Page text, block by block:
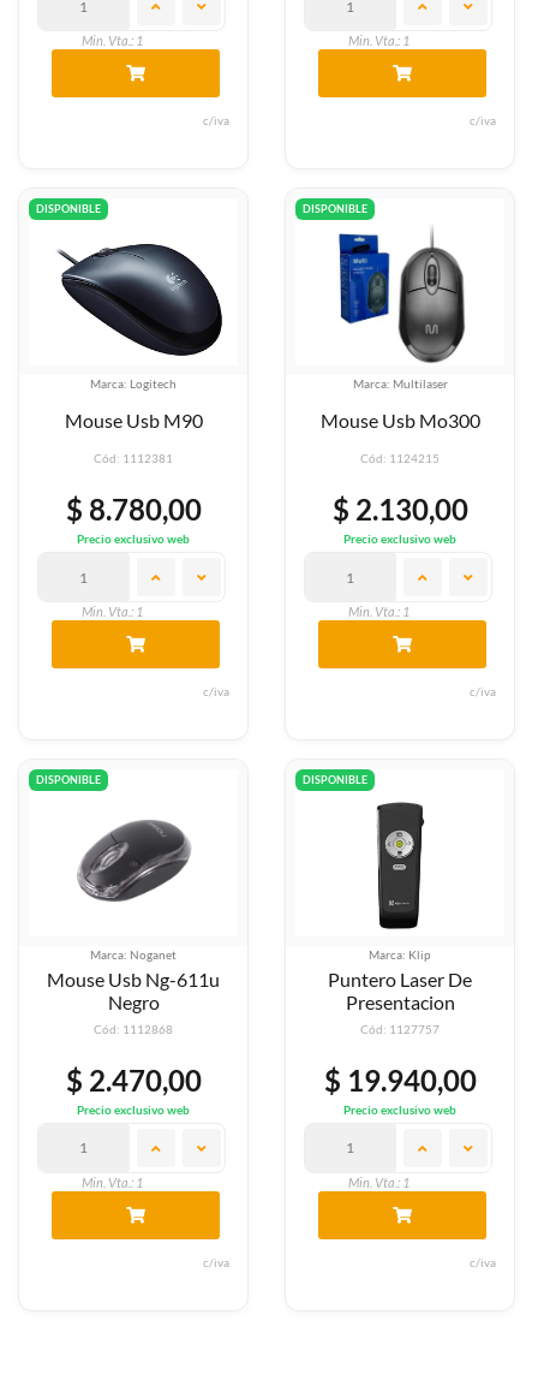
Min. Vta.: 1
c/iva
Min. Vta.: 1
c/iva
DISPONIBLE
Marca: Logitech
Mouse Usb M90
Cód: 1112381
$ 8.780,00
Precio exclusivo web
Min. Vta.: 1
c/iva
DISPONIBLE
Marca: Multilaser
Mouse Usb Mo300
Cód: 1124215
$ 2.130,00
Precio exclusivo web
Min. Vta.: 1
c/iva
DISPONIBLE
Marca: Noganet
Mouse Usb Ng-611u
Negro
Cód: 1112868
$ 2.470,00
Precio exclusivo web
Min. Vta.: 1
c/iva
DISPONIBLE
Marca: Klip
Puntero Laser De
Presentacion
Cód: 1127757
$ 19.940,00
Precio exclusivo web
Min. Vta.: 1
c/iva